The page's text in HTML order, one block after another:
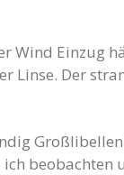
Wind Einzug
Linse. Der
beobachten